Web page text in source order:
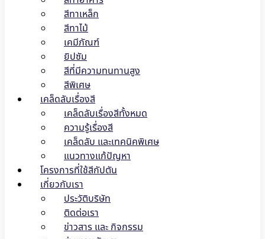
สีทาเหล็ก
สีทาไม้
เคมีภัณฑ์
ยิปซัม
สีที่มีความทนทานสูง
สีพิเศษ
เคล็ดลับเรื่องสี
เคล็ดลับเรื่องสีทั้งหมด
ความรู้เรื่องสี
เคล็ดลับ และเทคนิคพิเศษ
แนวทางแก้ปัญหา
โครงการที่ใช้สีกัปตัน
เกี่ยวกับเรา
ประวัติบริษัท
ติดต่อเรา
ข่าวสาร และ กิจกรรม